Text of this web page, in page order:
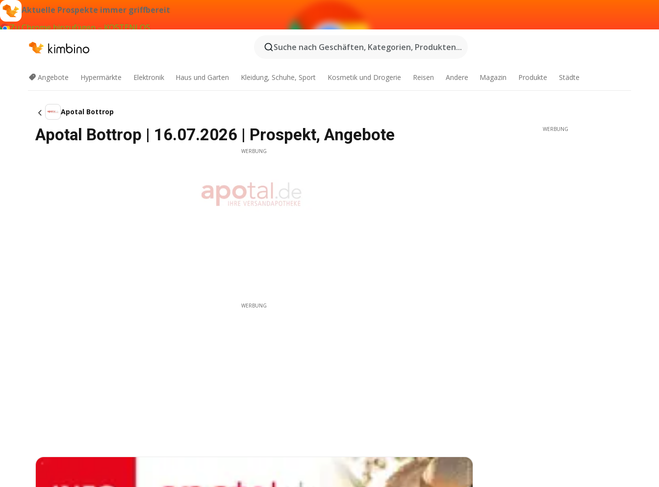
Aktuelle Prospekte immer griffbereit
Zu Chrome hinzufügen – KOSTENLOS
Suche nach Geschäften, Kategorien, Produkten...
Angebote Hypermärkte Elektronik Haus und Garten Kleidung, Schuhe, Sport Kosmetik und Drogerie Reisen Andere Magazin Produkte Städte
Apotal Bottrop
Apotal Bottrop | 16.07.2026 | Prospekt, Angebote
WERBUNG
WERBUNG
WERBUNG